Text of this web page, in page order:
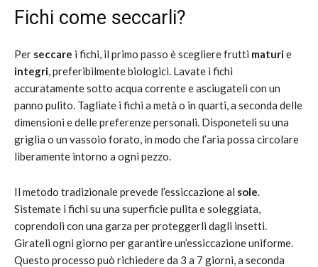
Fichi come seccarli?
Per seccare i fichi, il primo passo è scegliere frutti maturie
integri, preferibilmente biologici. Lavate i fichi
accuratamente sotto acqua corrente e asciugateli con un
panno pulito. Tagliate i fichi a metà o in quarti, a seconda delle
dimensioni e delle preferenze personali. Disponeteli su una
griglia o un vassoio forato, in modo che l’aria possa circolare
liberamente intorno a ogni pezzo.
Il metodo tradizionale prevede l’essiccazione al sole.
Sistemate i fichi su una superficie pulita e soleggiata,
coprendoli con una garza per proteggerli dagli insetti.
Girateli ogni giorno per garantire un’essiccazione uniforme.
Questo processo può richiedere da 3 a 7 giorni, a seconda